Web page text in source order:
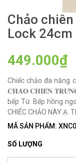
Chảo
Lock 24cm
449.000₫
Chiếc chảo đa năng
𝐂𝐇𝐀̉𝐎 𝐂𝐇𝐈𝐄̂𝐍 𝐓𝐑𝐔̛́𝐍𝐆
bếp Từ. Bếp hồng
CHIẾC CHẢO NÀY Ạ.
MÃ SẢN PHẨM:
SỐ LƯỢNG